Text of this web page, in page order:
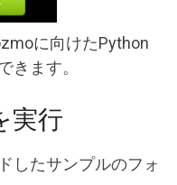
に向けたPython
きます。
実行
したサンプルのフォ